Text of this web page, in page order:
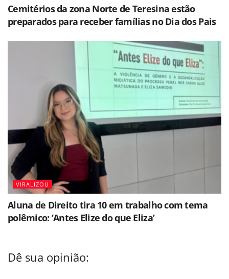
Cemitérios da zona Norte de Teresina estão
preparados para receber famílias no Dia dos Pais
VIRALIZOU
Aluna de Direito tira 10 em trabalho com tema
polêmico: ‘Antes Elize do que Eliza’
Dê sua opinião: